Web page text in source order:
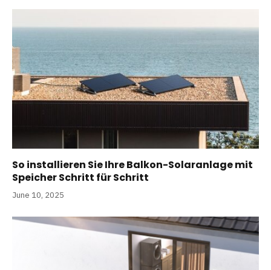
So installieren Sie Ihre Balkon-Solaranlage mit
Speicher Schritt für Schritt
June 10, 2025